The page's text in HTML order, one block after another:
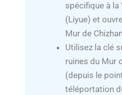
spécifique à la
(Liyue) et
Mur de
Utilisez la clé
ruines du Mur
(depuis le
téléportation